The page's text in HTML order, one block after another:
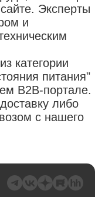
Эксперты
и
категории
питания"
B2B-портале.
либо
с нашего